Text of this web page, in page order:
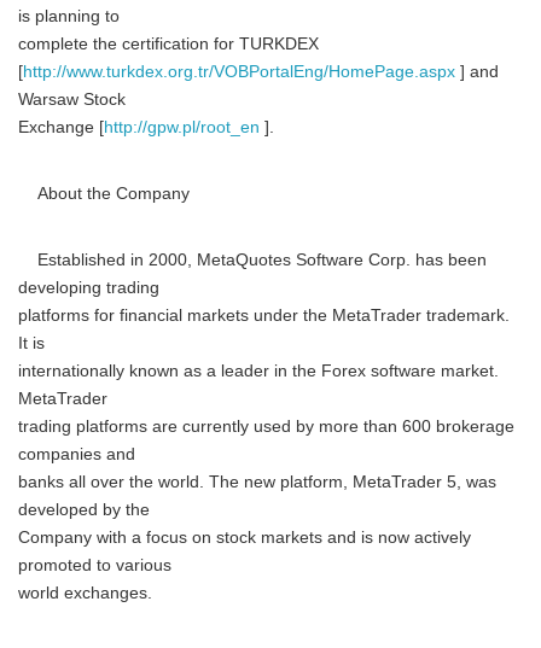
is planning to
complete the certification for TURKDEX
[http://www.turkdex.org.tr/VOBPortalEng/HomePage.aspx ] and
Warsaw Stock
Exchange [http://gpw.pl/root_en ].
About the Company
Established in 2000, MetaQuotes Software Corp. has been
developing trading
platforms for financial markets under the MetaTrader trademark.
It is
internationally known as a leader in the Forex software market.
MetaTrader
trading platforms are currently used by more than 600 brokerage
companies and
banks all over the world. The new platform, MetaTrader 5, was
developed by the
Company with a focus on stock markets and is now actively
promoted to various
world exchanges.